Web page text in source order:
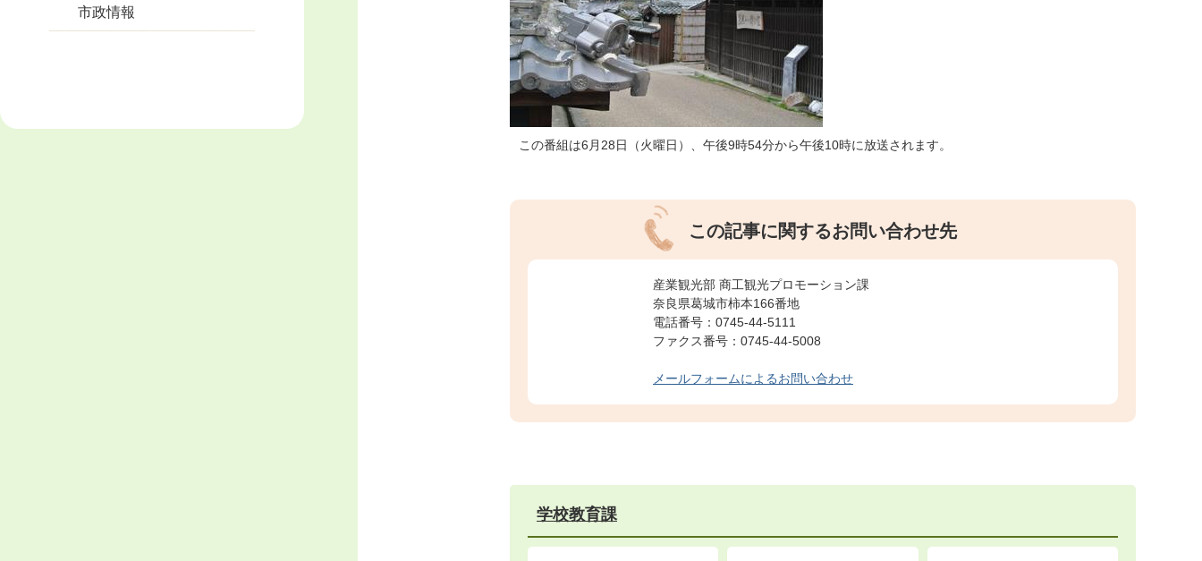
市政情報
この番組は6月28日（火曜日）、午後9時54分から午後10時に放送されます。
この記事に関するお問い合わせ先
産業観光部 商工観光プロモーション課
奈良県葛城市柿本166番地
電話番号：0745-44-5111
ファクス番号：0745-44-5008
メールフォームによるお問い合わせ
学校教育課